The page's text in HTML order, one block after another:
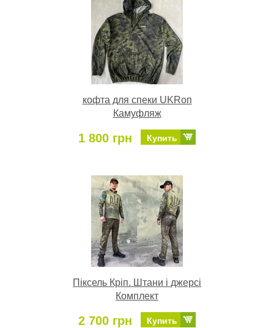
кофта для спеки UKRоп
Камуфляж
1 800 грн Купить
Піксель Кріп. Штани і джерсі
Комплект
2 700 грн Купить